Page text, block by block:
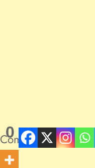
0
Compartidos